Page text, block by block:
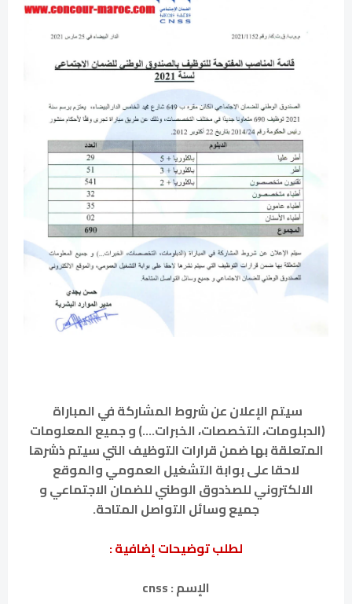
‏سيتم الإعلان عن شروط المشاركة في المباراة
(الدبلومات، التخصصات، الخبرات....) و جميع المعلومات
المتعلقة بها ضمن قرارات التوظيف التي سيتم ذشرها
لاحقا على بوابة التشغيل العمومي والموقع
الالكتروني للصذدوق الوطني للضمان الاجتماعي و
جميع وسائل التواصل المتاحة.
لطلب توضيحات إضافية :
الإسم : cnss